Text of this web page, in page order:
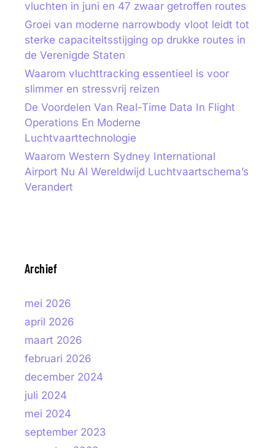
vluchten in juni en 47 zwaar getroffen routes
Groei van moderne narrowbody vloot leidt tot
sterke capaciteitsstijging op drukke routes in
de Verenigde Staten
Waarom vluchttracking essentieel is voor
slimmer en stressvrij reizen
De Voordelen Van Real-Time Data In Flight
Operations En Moderne
Luchtvaarttechnologie
Waarom Western Sydney International
Airport Nu Al Wereldwijd Luchtvaartschema’s
Verandert
Archief
mei 2026
april 2026
maart 2026
februari 2026
december 2024
juli 2024
mei 2024
september 2023